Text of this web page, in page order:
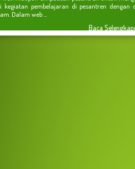
kegiatan pembelajaran di pesantren dengan
Dalam web ...
Baca